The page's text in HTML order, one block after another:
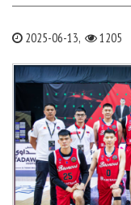
2025-06-13, 1205